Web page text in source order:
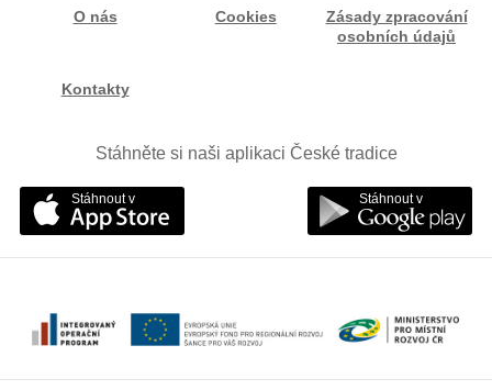
O nás Cookies
Zásady zpracování
osobních údajů
Kontakty
Stáhněte si naši aplikaci České tradice
Stáhnout v Stáhnout v